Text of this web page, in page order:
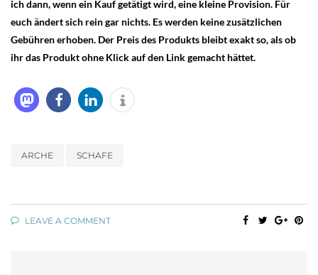
ich dann, wenn ein Kauf getätigt wird, eine kleine Provision. Für
euch ändert sich rein gar nichts. Es werden keine zusätzlichen
Gebühren erhoben. Der Preis des Produkts bleibt exakt so, als ob
ihr das Produkt ohne Klick auf den Link gemacht hättet.
ARCHE SCHAFE
LEAVE A COMMENT